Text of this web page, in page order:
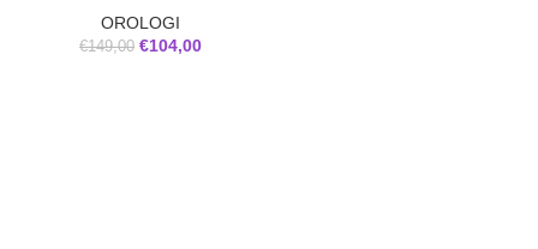
OROLOGI
€149,00 €104,00